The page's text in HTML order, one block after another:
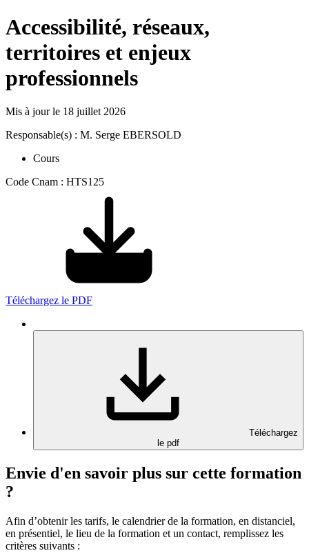
Accessibilité, réseaux,
territoires et enjeux
professionnels
Mis à jour le 18 juillet 2026
Responsable(s) : M. Serge EBERSOLD
Cours
Code Cnam : HTS125
Téléchargez le PDF
Téléchargez
le pdf
Envie d'en savoir plus sur cette formation
?
Afin d’obtenir les tarifs, le calendrier de la formation, en distanciel,
en présentiel, le lieu de la formation et un contact, remplissez les
critères suivants :